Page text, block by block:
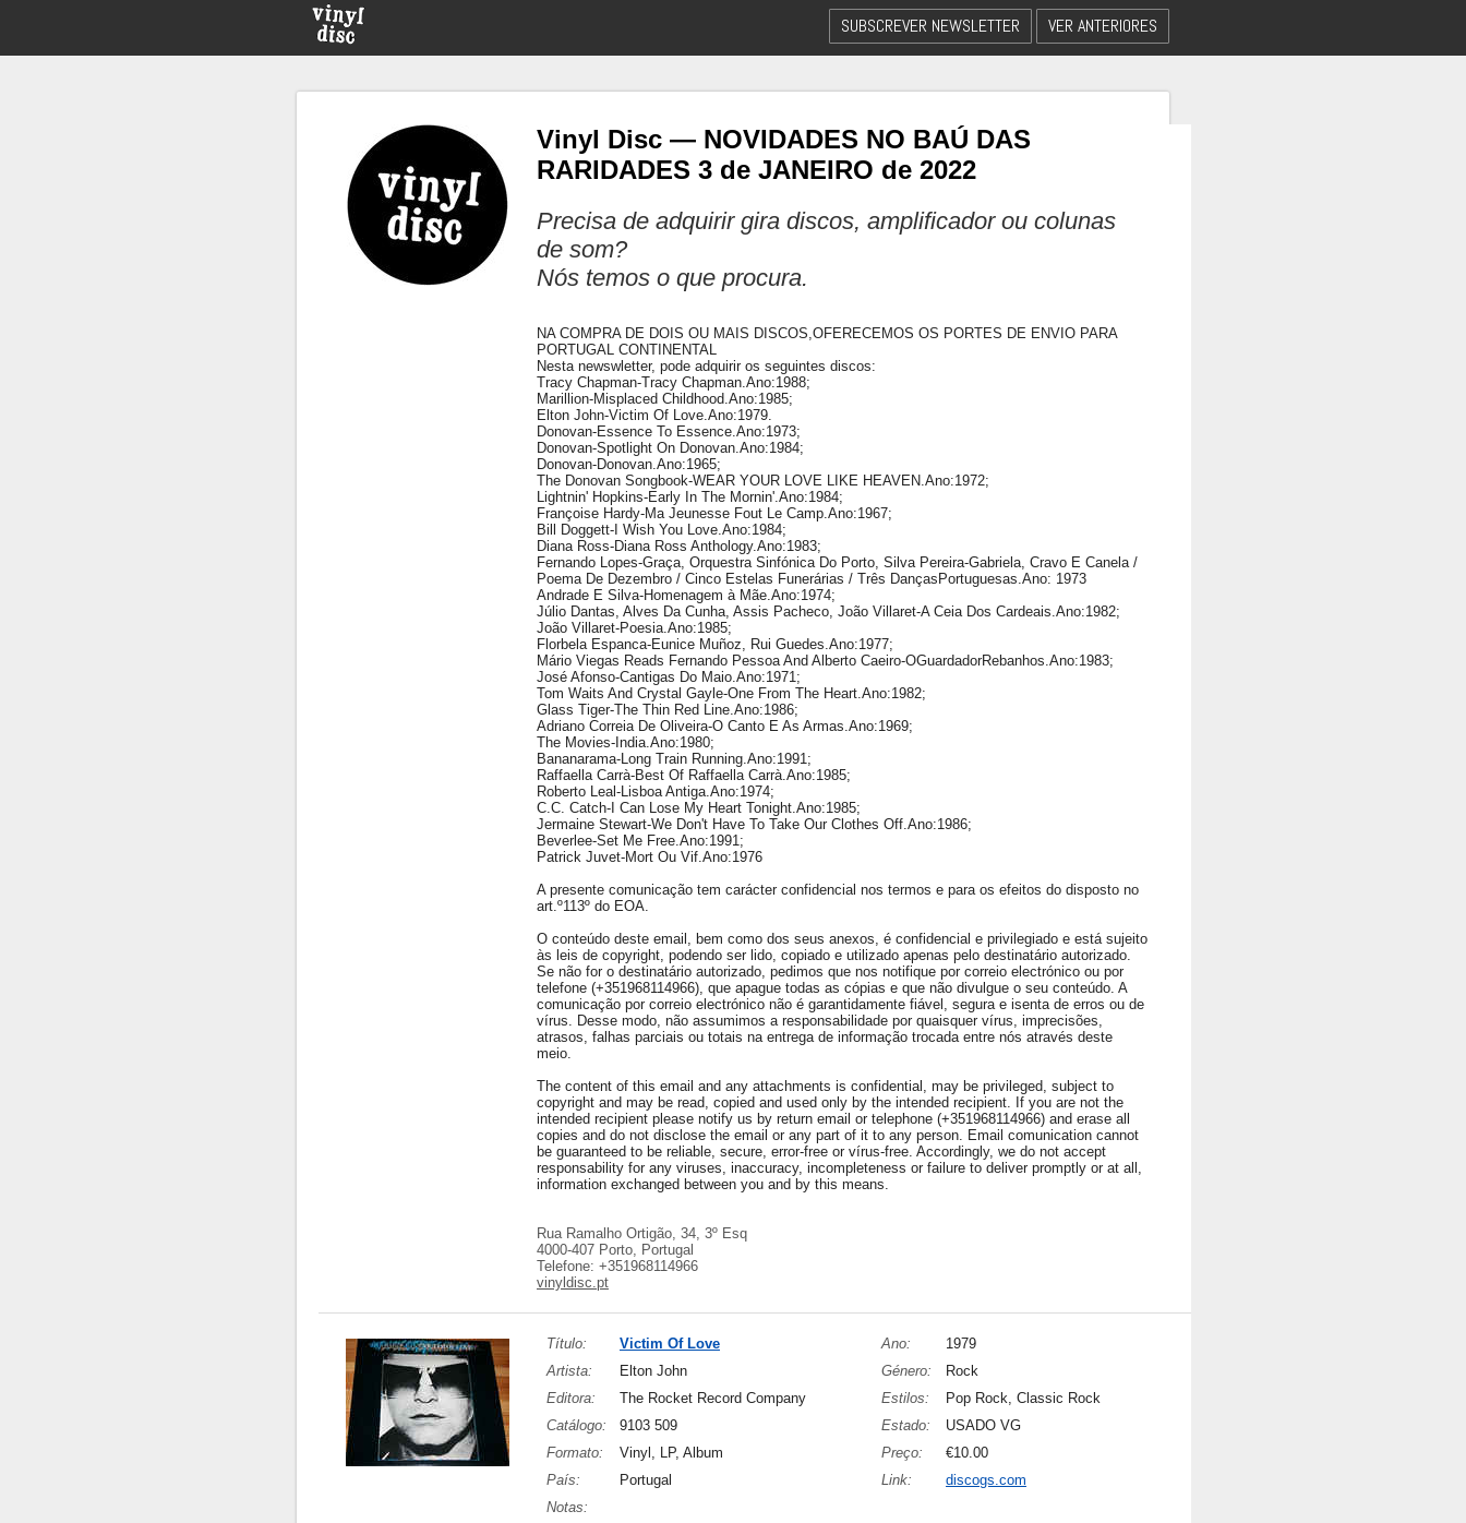
SUBSCREVER NEWSLETTER VER ANTERIORES
Vinyl Disc — NOVIDADES NO BAÚ DAS
RARIDADES 3 de JANEIRO de 2022
Precisa de adquirir gira discos, amplificador ou colunas
de som?
Nós temos o que procura.
NA COMPRA DE DOIS OU MAIS DISCOS,OFERECEMOS OS PORTES DE ENVIO PARA
PORTUGAL CONTINENTAL
Nesta newswletter, pode adquirir os seguintes discos:
Tracy Chapman-Tracy Chapman.Ano:1988;
Marillion-Misplaced Childhood.Ano:1985;
Elton John-Victim Of Love.Ano:1979.
Donovan-Essence To Essence.Ano:1973;
Donovan-Spotlight On Donovan.Ano:1984;
Donovan-Donovan.Ano:1965;
The Donovan Songbook-WEAR YOUR LOVE LIKE HEAVEN.Ano:1972;
Lightnin' Hopkins-Early In The Mornin'.Ano:1984;
Françoise Hardy-Ma Jeunesse Fout Le Camp.Ano:1967;
Bill Doggett-I Wish You Love.Ano:1984;
Diana Ross-Diana Ross Anthology.Ano:1983;
Fernando Lopes-Graça, Orquestra Sinfónica Do Porto, Silva Pereira-Gabriela, Cravo E Canela /
Poema De Dezembro / Cinco Estelas Funerárias / Três DançasPortuguesas.Ano: 1973
Andrade E Silva-Homenagem à Mãe.Ano:1974;
Júlio Dantas, Alves Da Cunha, Assis Pacheco, João Villaret-A Ceia Dos Cardeais.Ano:1982;
João Villaret-Poesia.Ano:1985;
Florbela Espanca-Eunice Muñoz, Rui Guedes.Ano:1977;
Mário Viegas Reads Fernando Pessoa And Alberto Caeiro-OGuardadorRebanhos.Ano:1983;
José Afonso-Cantigas Do Maio.Ano:1971;
Tom Waits And Crystal Gayle-One From The Heart.Ano:1982;
Glass Tiger-The Thin Red Line.Ano:1986;
Adriano Correia De Oliveira-O Canto E As Armas.Ano:1969;
The Movies-India.Ano:1980;
Bananarama-Long Train Running.Ano:1991;
Raffaella Carrà-Best Of Raffaella Carrà.Ano:1985;
Roberto Leal-Lisboa Antiga.Ano:1974;
C.C. Catch-I Can Lose My Heart Tonight.Ano:1985;
Jermaine Stewart-We Don't Have To Take Our Clothes Off.Ano:1986;
Beverlee-Set Me Free.Ano:1991;
Patrick Juvet-Mort Ou Vif.Ano:1976
A presente comunicação tem carácter confidencial nos termos e para os efeitos do disposto no
art.º113º do EOA.
O conteúdo deste email, bem como dos seus anexos, é confidencial e privilegiado e está sujeito
às leis de copyright, podendo ser lido, copiado e utilizado apenas pelo destinatário autorizado.
Se não for o destinatário autorizado, pedimos que nos notifique por correio electrónico ou por
telefone (+351968114966), que apague todas as cópias e que não divulgue o seu conteúdo. A
comunicação por correio electrónico não é garantidamente fiável, segura e isenta de erros ou de
vírus. Desse modo, não assumimos a responsabilidade por quaisquer vírus, imprecisões,
atrasos, falhas parciais ou totais na entrega de informação trocada entre nós através deste
meio.
The content of this email and any attachments is confidential, may be privileged, subject to
copyright and may be read, copied and used only by the intended recipient. If you are not the
intended recipient please notify us by return email or telephone (+351968114966) and erase all
copies and do not disclose the email or any part of it to any person. Email comunication cannot
be guaranteed to be reliable, secure, error-free or vírus-free. Accordingly, we do not accept
responsability for any viruses, inaccuracy, incompleteness or failure to deliver promptly or at all,
information exchanged between you and by this means.
Rua Ramalho Ortigão, 34, 3º Esq
4000-407 Porto, Portugal
Telefone: +351968114966
vinyldisc.pt
Título: Victim Of Love Ano:
1979
Artista:
Elton John Género:
Rock
Editora:
The Rocket Record Company Estilos:
Pop Rock, Classic Rock
Catálogo:
9103 509 Estado:
USADO VG
Formato:
Vinyl, LP, Album Preço:
€10.00
País:
Portugal Link:
discogs.com
Notas: